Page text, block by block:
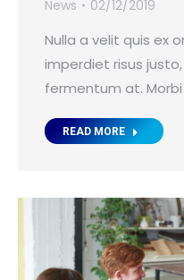
News 02/12/2019
Nulla a velit quis ex
imperdiet risus
fermentum at.
READ MORE